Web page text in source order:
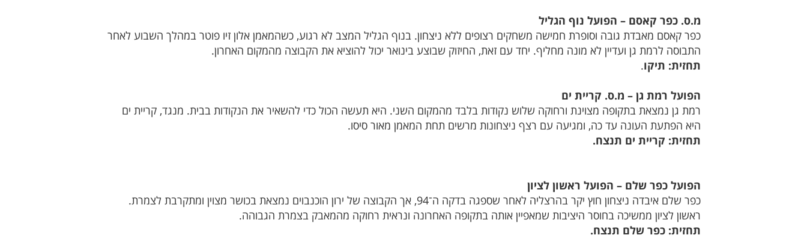
מ.ס. כפר קאסם – הפועל נוף הגליל
כפר קאסם מאבדת גובה וסופרת חמישה משחקים רצופים ללא ניצחון. בנוף הגליל המצב לא רגוע, כשהמאמן אלון זיו פוטר במהלך השבוע לאחר
התבוסה לרמת גן ועדיין לא מונה מחליף. יחד עם זאת, החיזוק שבוצע בינואר יכול להוציא את הקבוצה מהמקום האחרון.
תחזית: תיקו.
הפועל רמת גן – מ.ס. קריית ים
רמת גן נמצאת בתקופה מצוינת ורחוקה שלוש נקודות בלבד מהמקום השני. היא תעשה הכול כדי להשאיר את הנקודות בבית. מנגד, קריית ים
היא הפתעת העונה עד כה, ומגיעה עם רצף ניצחונות מרשים תחת המאמן מאור סיסו.
תחזית: קריית ים תנצח.
הפועל כפר שלם – הפועל ראשון לציון
כפר שלם איבדה ניצחון חוץ יקר בהרצליה לאחר שספגה בדקה ה־94, אך הקבוצה של ירון הוכנבוים נמצאת בכושר מצוין ומתקרבת לצמרת.
ראשון לציון ממשיכה בחוסר היציבות שמאפיין אותה בתקופה האחרונה ונראית רחוקה מהמאבק בצמרת הגבוהה.
תחזית: כפר שלם תנצח.